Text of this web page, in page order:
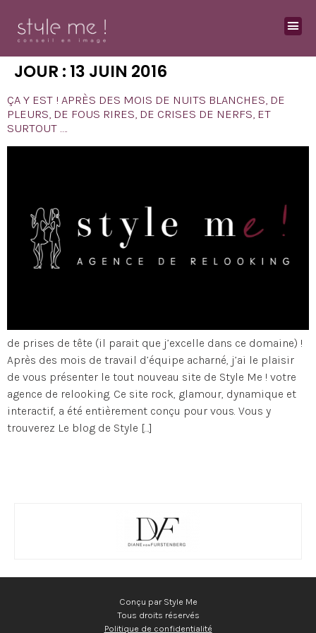
JOUR : 13 JUIN 2016
ÇA Y EST ! APRÈS DES MOIS DE NUITS BLANCHES, DE
PLEURS, DE FOUS RIRES, DE CRISES DE NERFS, ET
SURTOUT ….
de prises de tête (il parait que j’excelle dans ce domaine) !
Après des mois de travail d’équipe acharné, j’ai le plaisir
de vous présenter le tout nouveau site de Style Me ! votre
agence de relooking. Ce site rock, glamour, dynamique et
interactif, a été entièrement conçu pour vous. Vous y
trouverez Le blog de Style […]
Conçu par Style Me
Tous droits réservés
Politique de confidentialité